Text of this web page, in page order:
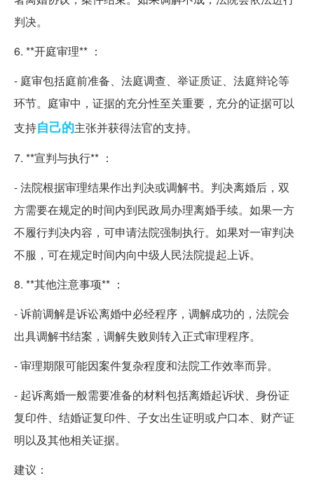
判决。
6. **开庭审理** ：
- 庭审包括庭前准备、法庭调查、举证质证、法庭辩论等
环节。庭审中，证据的充分性至关重要，充分的证据可以
支持自己的主张并获得法官的支持。
7. **宣判与执行** ：
- 法院根据审理结果作出判决或调解书。判决离婚后，双
方需要在规定的时间内到民政局办理离婚手续。如果一方
不履行判决内容，可申请法院强制执行。如果对一审判决
不服，可在规定时间内向中级人民法院提起上诉。
8. **其他注意事项** ：
- 诉前调解是诉讼离婚中必经程序，调解成功的，法院会
出具调解书结案，调解失败则转入正式审理程序。
- 审理期限可能因案件复杂程度和法院工作效率而异。
- 起诉离婚一般需要准备的材料包括离婚起诉状、身份证
复印件、结婚证复印件、子女出生证明或户口本、财产证
明以及其他相关证据。
建议：